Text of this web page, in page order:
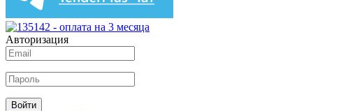
Авторизация
Войти